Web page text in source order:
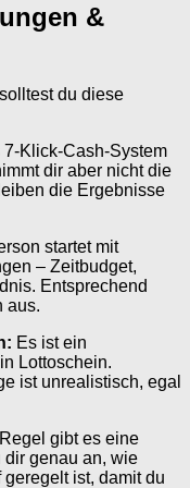
&
du diese
7-Klick-Cash-System
dir aber nicht die
die Ergebnisse
startet mit
– Zeitbudget,
Entsprechend
aus.
Es ist ein
Lottoschein.
ist unrealistisch, egal
Regel gibt es eine
genau an, wie
ist, damit du